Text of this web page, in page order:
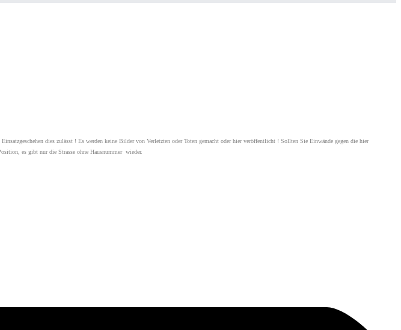
dies zulässt ! Es werden keine Bilder von Verletzten oder Toten gemacht oder hier veröffentlicht ! Sollten Sie Einwände gegen die hier
es gibt nur die Strasse ohne Hausnummer wieder.